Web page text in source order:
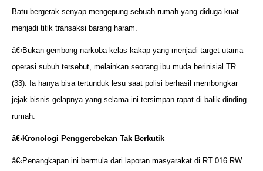
Batu bergerak senyap mengepung sebuah rumah yang diduga kuat
menjadi titik transaksi barang haram.
â€‹Bukan gembong narkoba kelas kakap yang menjadi target utama
operasi subuh tersebut, melainkan seorang ibu muda berinisial TR
(33). Ia hanya bisa tertunduk lesu saat polisi berhasil membongkar
jejak bisnis gelapnya yang selama ini tersimpan rapat di balik dinding
rumah.
â€‹Kronologi Penggerebekan Tak Berkutik
â€‹Penangkapan ini bermula dari laporan masyarakat di RT 016 RW